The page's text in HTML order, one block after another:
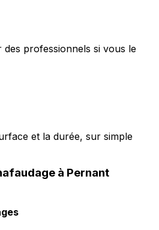
des professionnels si vous le
et la durée, sur simple
à Pernant